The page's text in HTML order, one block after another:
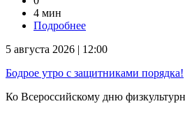
4 мин
Подробнее
5 августа 2026 | 12:00
Бодрое утро с защитниками порядка!
Ко Всероссийскому дню